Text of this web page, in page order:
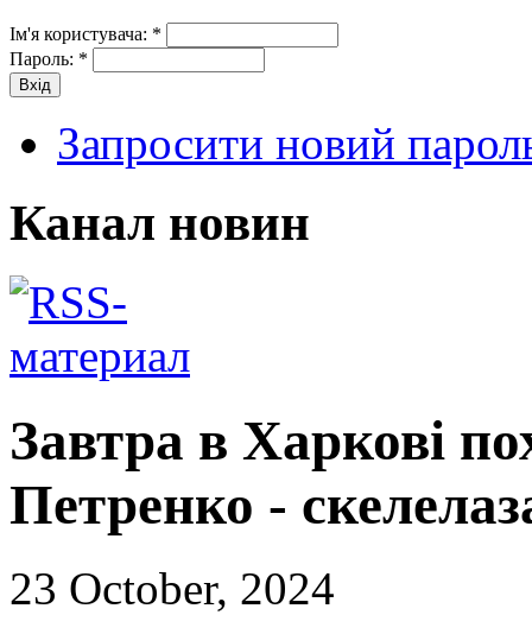
Ім'я користувача: *
Пароль: *
Запросити новий
Канал новин
Завтра в Харкові
Петренко -
23 October, 2024